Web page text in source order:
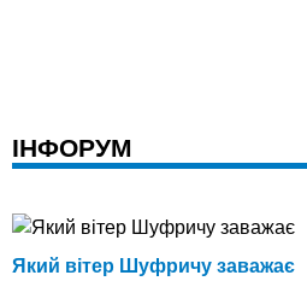
ІНФОРУМ
Який вiтер Шуфричу заважає